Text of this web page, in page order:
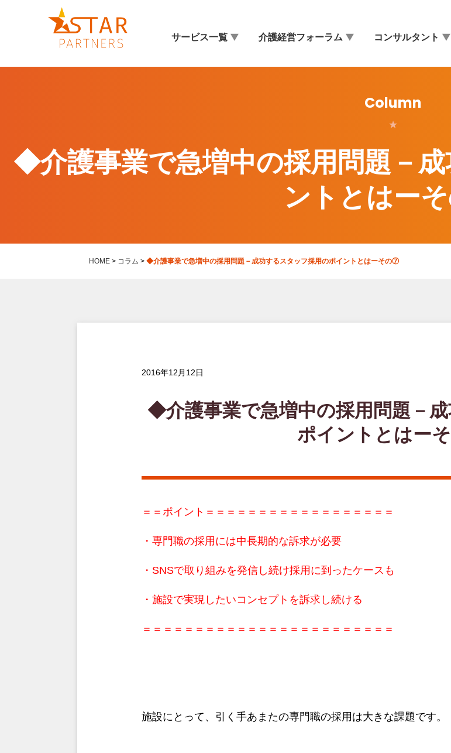
サービス一覧 介護経営フォーラム コンサルタント
Column
★
◆介護事業で急増中の採用問題－
ントとはー
HOME > コラム > ◆介護事業で急増中の採用問題－成功するスタッフ採用のポイントとはーその⑦
2016年12月12日
◆介護事業で急増中の採用問題－
ポイントとはー
＝＝ポイント＝＝＝＝＝＝＝＝＝＝＝＝＝＝＝＝＝＝
・専門職の採用には中長期的な訴求が必要
・SNSで取り組みを発信し続け採用に到ったケースも
・施設で実現したいコンセプトを訴求し続ける
＝＝＝＝＝＝＝＝＝＝＝＝＝＝＝＝＝＝＝＝＝＝＝＝
施設にとって、引く手あまたの専門職の採用は大きな課題です。